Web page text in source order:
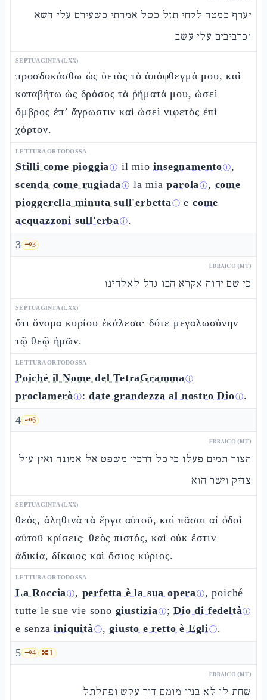
יערף כמטר לקחי תזל כטל אמרתי כשעירם עלי דשא
וכרביבים עלי עשב
SEPTUAGINTA (LXX)
προσδοκάσθω ὡς ὑετὸς τὸ ἀπόφθεγμά μου, καὶ
καταβήτω ὡς δρόσος τὰ ῥήματά μου, ὡσεὶ
ὄμβρος ἐπ’ ἄγρωστιν καὶ ὡσεὶ νιφετὸς ἐπὶ
χόρτον.
LETTURA ORTODOSSA
Stilli come pioggiaⓘ il mioinsegnamentoⓘ,
scenda come rugiadaⓘ la miaparolaⓘ, come
pioggerella minuta sull'erbettaⓘ ecome
acquazzoni sull'erbaⓘ.
3 🗝️3
EBRAICO (MT)
כי שם יהוה אקרא הבו גדל לאלהינו
SEPTUAGINTA (LXX)
ὅτι ὄνομα κυρίου ἐκάλεσα· δότε μεγαλωσύνην
τῷ θεῷ ἡμῶν.
LETTURA ORTODOSSA
Poiché il Nome del TetraGrammaⓘ
proclameròⓘ:date grandezza al nostro Dioⓘ.
4 🗝️6
EBRAICO (MT)
הצור תמים פעלו כי כל דרכיו משפט אל אמונה ואין עול
צדיק וישר הוא
SEPTUAGINTA (LXX)
θεός, ἀληθινὰ τὰ ἔργα αὐτοῦ, καὶ πᾶσαι αἱ ὁδοὶ
αὐτοῦ κρίσεις· θεὸς πιστός, καὶ οὐκ ἔστιν
ἀδικία, δίκαιος καὶ ὅσιος κύριος.
LETTURA ORTODOSSA
La Rocciaⓘ, perfetta è la sua operaⓘ, poiché
tutte le sue vie sono giustiziaⓘ;Dio di fedeltàⓘ
e senzainiquitàⓘ,giusto e retto è Egliⓘ.
5 🗝️4 🔀1
EBRAICO (MT)
שחת לו לא בניו מומם דור עקש ופתלתל